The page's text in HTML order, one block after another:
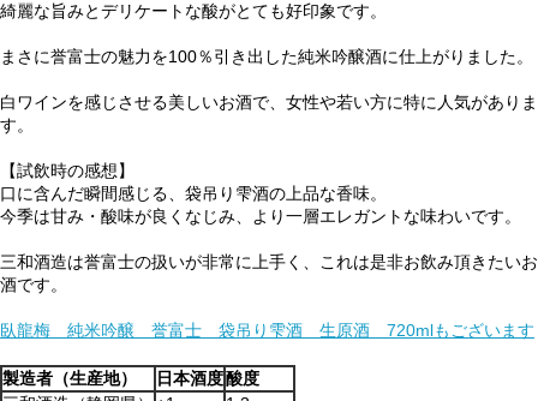
綺麗な旨みとデリケートな酸がとても好印象です。
まさに誉富士の魅力を100％引き出した純米吟醸酒に仕上がりました。
白ワインを感じさせる美しいお酒で、女性や若い方に特に人気がありま
す。
【試飲時の感想】
口に含んだ瞬間感じる、袋吊り雫酒の上品な香味。
今季は甘み・酸味が良くなじみ、より一層エレガントな味わいです。
三和酒造は誉富士の扱いが非常に上手く、これは是非お飲み頂きたいお
酒です。
臥龍梅 純米吟醸 誉富士 袋吊り雫酒 生原酒 720mlもございます
製造者（生産地） 日本酒度酸度